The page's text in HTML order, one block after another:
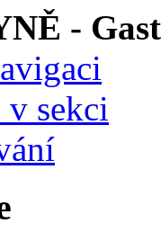
-
v sekci